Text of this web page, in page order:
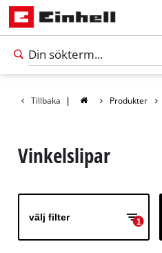
Tillbaka | Produkter
Vinkelslipar
välj filter 1